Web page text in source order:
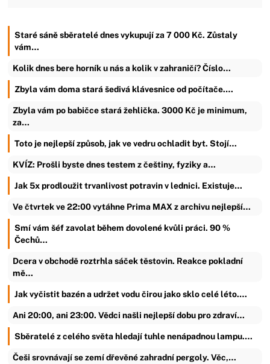
Staré sáně sběratelé dnes vykupují za 7 000 Kč. Zůstaly
vám…
Kolik dnes bere horník u nás a kolik v zahraničí? Číslo…
Zbyla vám doma stará šedivá klávesnice od počítače.…
Zbyla vám po babičce stará žehlička. 3000 Kč je minimum,
za…
Toto je nejlepší způsob, jak ve vedru ochladit byt. Stojí…
KVÍZ: Prošli byste dnes testem z češtiny, fyziky a…
Jak 5x prodloužit trvanlivost potravin v lednici. Existuje…
Ve čtvrtek ve 22:00 vytáhne Prima MAX z archivu nejlepší…
Smí vám šéf zavolat během dovolené kvůli práci. 90 %
Čechů…
Dcera v obchodě roztrhla sáček těstovin. Reakce pokladní
mě…
Jak vyčistit bazén a udržet vodu čirou jako sklo celé léto.…
Ani 20:00, ani 23:00. Vědci našli nejlepší dobu pro zdraví…
Sběratelé z celého světa hledají tuhle nenápadnou lampu.…
Češi srovnávají se zemí dřevěné zahradní pergoly. Věc,…